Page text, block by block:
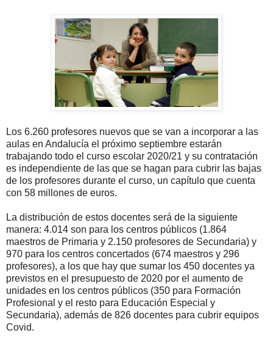
Los 6.260 profesores nuevos que se van a incorporar a las
aulas en Andalucía el próximo septiembre estarán
trabajando todo el curso escolar 2020/21 y su contratación
es independiente de las que se hagan para cubrir las bajas
de los profesores durante el curso, un capítulo que cuenta
con 58 millones de euros.
La distribución de estos docentes será de la siguiente
manera: 4.014 son para los centros públicos (1.864
maestros de Primaria y 2.150 profesores de Secundaria) y
970 para los centros concertados (674 maestros y 296
profesores), a los que hay que sumar los 450 docentes ya
previstos en el presupuesto de 2020 por el aumento de
unidades en los centros públicos (350 para Formación
Profesional y el resto para Educación Especial y
Secundaria), además de 826 docentes para cubrir equipos
Covid.